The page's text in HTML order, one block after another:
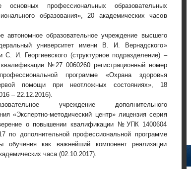
основных профессиональных образовательных
образования», 20 академических часов
автономное образовательное учреждение высшего
университет имени В. И. Вернадского»
И. Георгиевского (структурное подразделение) –
№27 0060260 регистрационный номер
программе «Охрана здоровья
помощи при неотложных состояниях», 18
– 22.12.2016).
учреждение дополнительного
«Экспертно-методический центр» лицензия серия
о повышении квалификации №УПК 1400604
по дополнительной профессиональной программе
обучения как важнейший компонент реализации
часа (02.10.2017).